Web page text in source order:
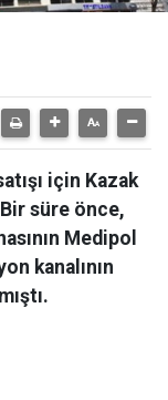
için Kazak
Bir süre önce,
Medipol
kanalının